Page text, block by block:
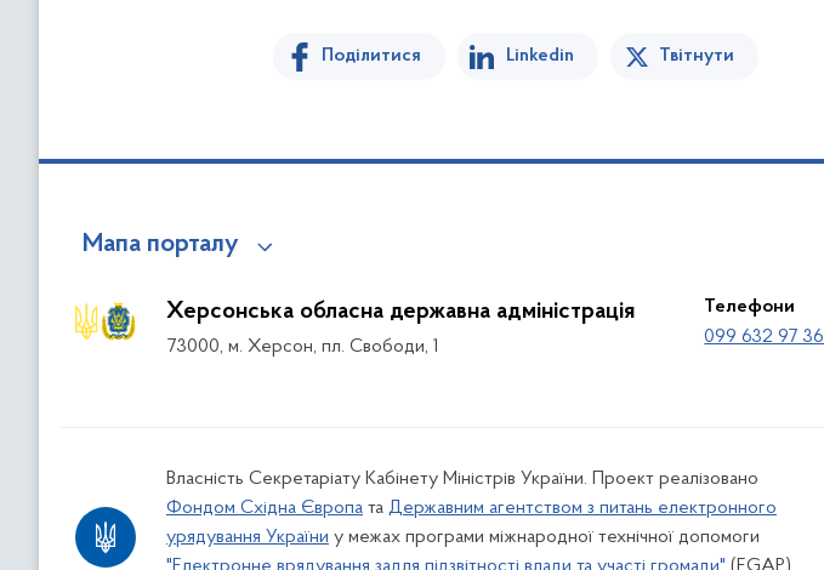
Поділитися Linkedin Твітнути
Мапа порталу
Херсонська обласна державна адміністрація
73000, м. Херсон, пл. Свободи, 1
Телефони
099 632 97 36
Власність Секретаріату Кабінету Міністрів України. Проект реалізовано
Фондом Східна Європа та Державним агентством з питань електронного
урядування України у межах програми міжнародної технічної допомоги